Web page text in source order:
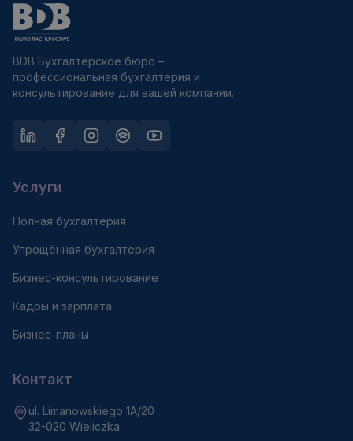
BDB Бухгалтерское бюро –
профессиональная бухгалтерия и
консультирование для вашей компании.
Услуги
Полная бухгалтерия
Упрощённая бухгалтерия
Бизнес-консультирование
Кадры и зарплата
Бизнес-планы
Контакт
ul. Limanowskiego 1A/20
32-020 Wieliczka